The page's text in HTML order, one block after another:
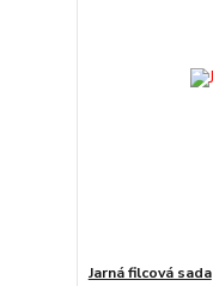
Jarná filcová sada